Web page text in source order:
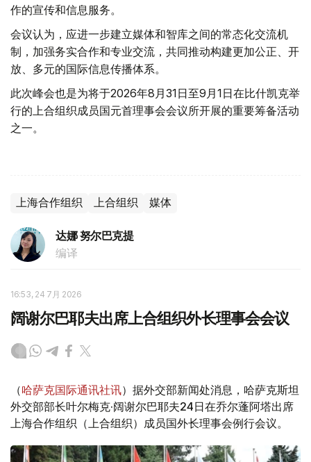
作的宣传和信息服务。
会议认为，应进一步建立媒体和智库之间的常态化交流机
制，加强务实合作和专业交流，共同推动构建更加公正、开
放、多元的国际信息传播体系。
此次峰会也是为将于2026年8月31日至9月1日在比什凯克举
行的上合组织成员国元首理事会会议所开展的重要筹备活动
之一。
上海合作组织 上合组织 媒体
达娜 努尔巴克提
编译
16:53, 24 7月 2026
阔谢尔巴耶夫出席上合组织外长理事会会议
（哈萨克国际通讯社讯）据外交部新闻处消息，哈萨克斯坦
外交部部长叶尔梅克·阔谢尔巴耶夫24日在乔尔蓬阿塔出席
上海合作组织（上合组织）成员国外长理事会例行会议。